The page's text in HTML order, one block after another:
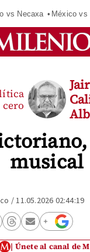
vs Necaxa México vs
musical
cero
/11.05.2026 02:44:19
Únete al canal de